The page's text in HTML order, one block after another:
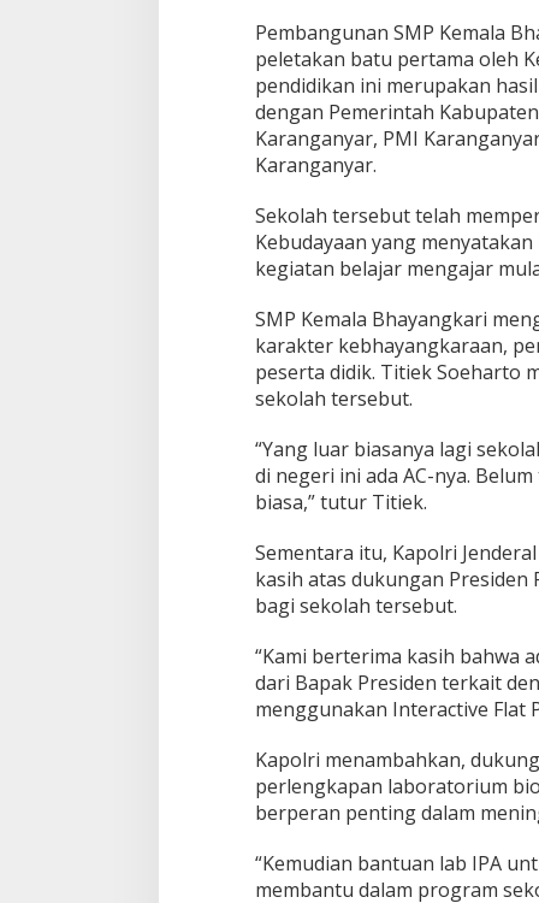
n
d
d
i
k
a
n
d
i
I
n
o
e
s
i
Pembangunan SMP Kemala
peletakan batu pertama oleh
pendidikan ini merupakan
dengan Pemerintah
Karanganyar, PMI
Karanganyar.
Sekolah tersebut telah
Kebudayaan yang
kegiatan belajar mengajar
SMP Kemala Bhayangkari
karakter kebhayangkaraan,
peserta didik. Titiek Soeharto
sekolah tersebut.
“Yang luar biasanya lagi
di negeri ini ada AC-nya.
biasa,” tutur Titiek.
Sementara itu, Kapolri
kasih atas dukungan
bagi sekolah tersebut.
“Kami berterima kasih bahwa
dari Bapak Presiden terkait
menggunakan Interactive Flat
Kapolri menambahkan,
perlengkapan laboratorium
berperan penting dalam
“Kemudian bantuan lab IPA
membantu dalam program